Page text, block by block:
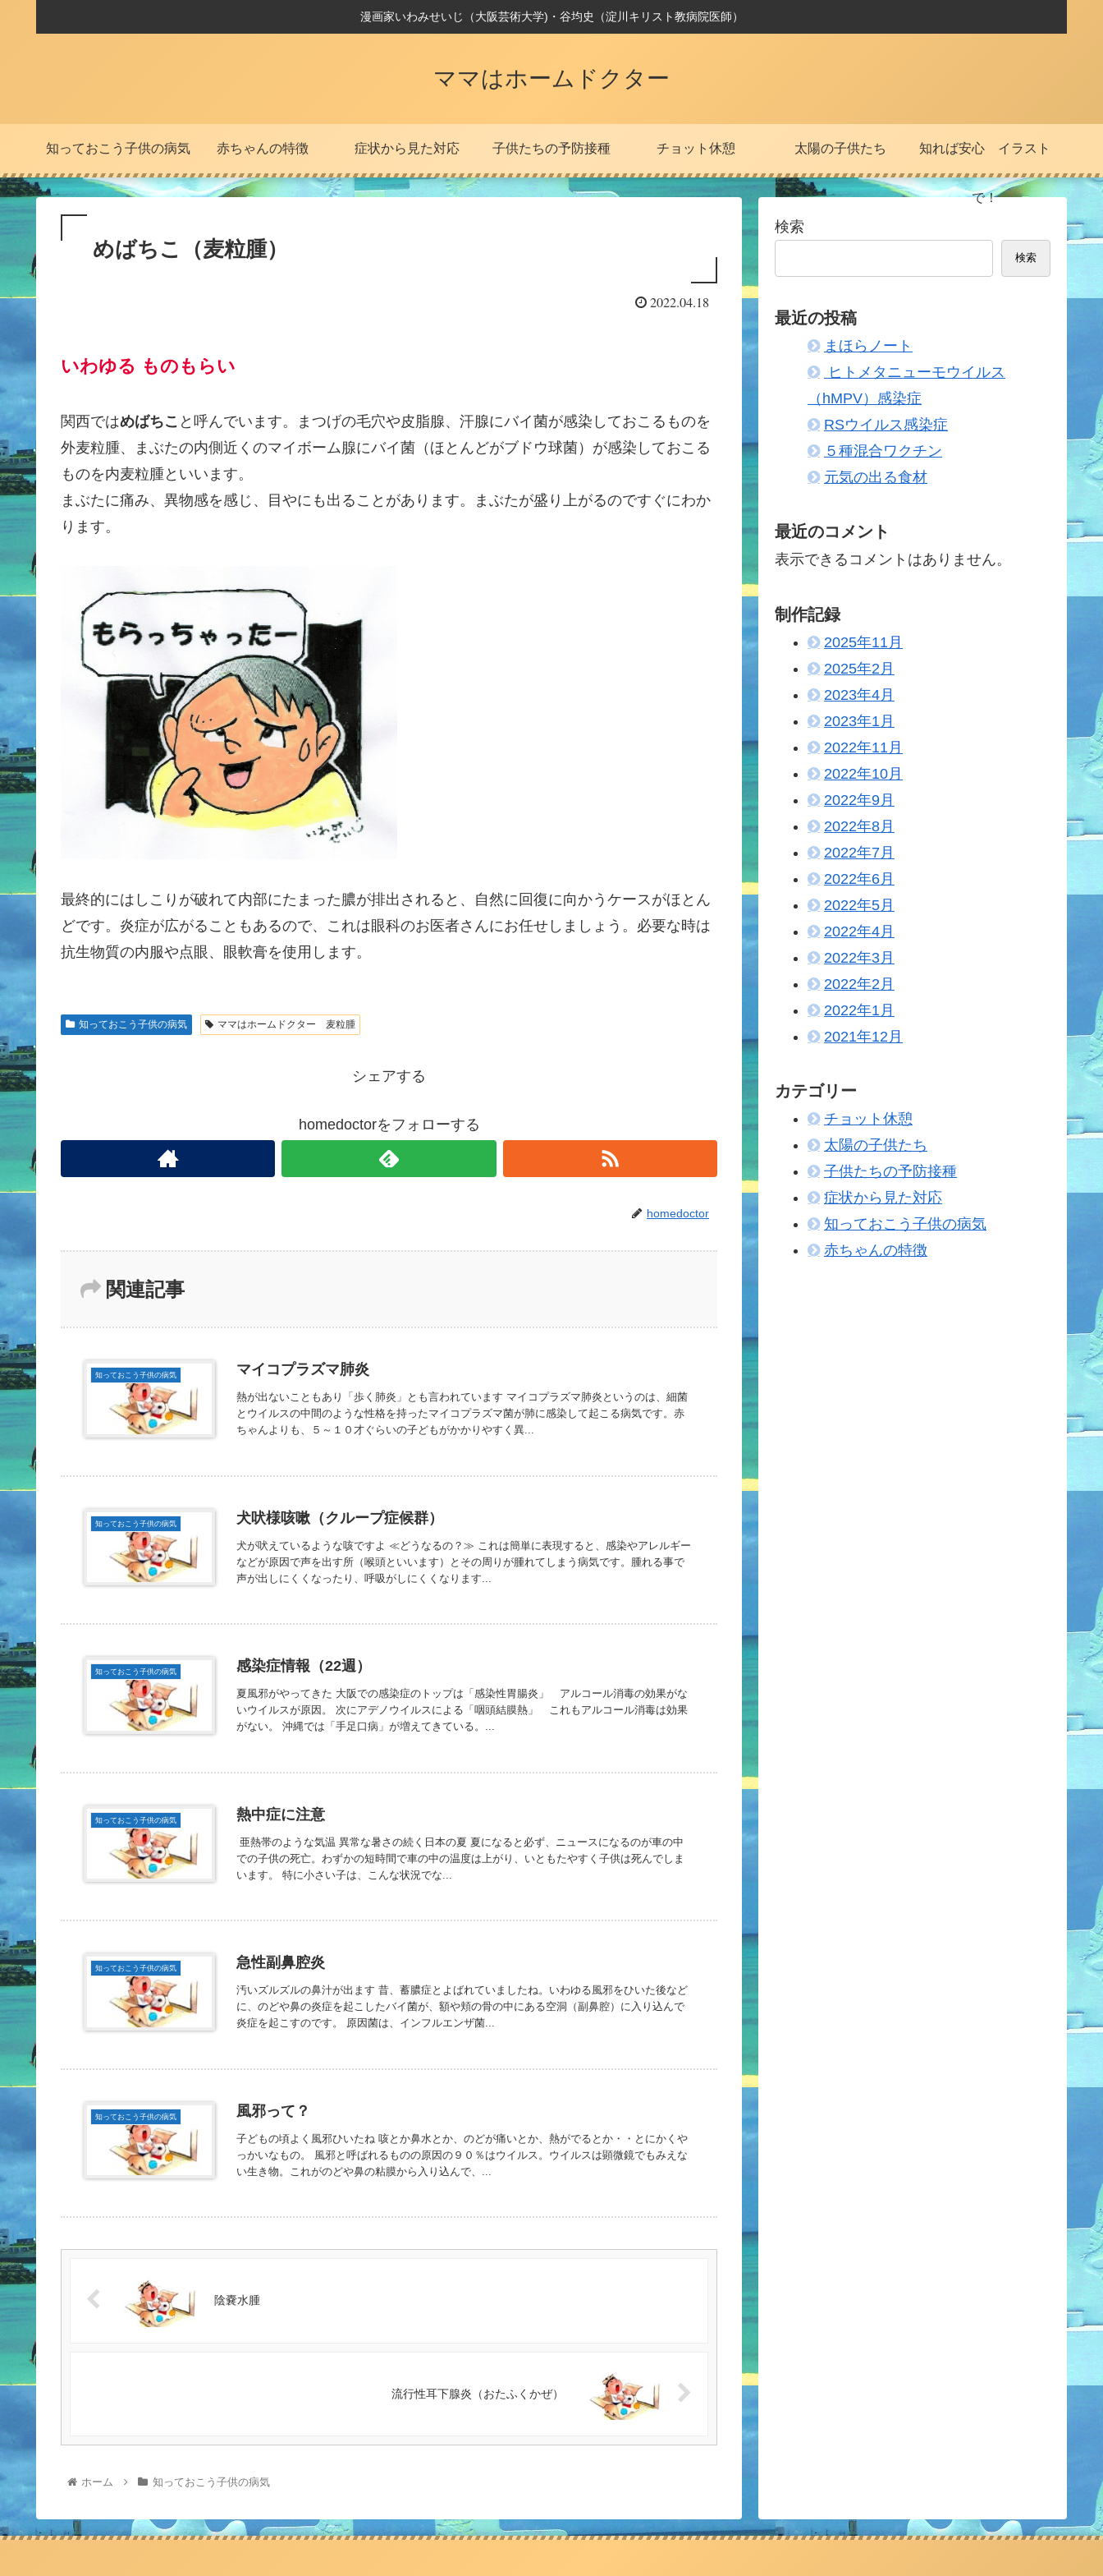
漫画家いわみせいじ（大阪芸術大学)・谷均史（淀川キリスト教病院医師）
ママはホームドクター
知っておこう子供の病気 赤ちゃんの特徴 症状から見た対応 子供たちの予防接種 チョット休憩 太陽の子供たち 知れば安心 イラスト
で！
めばちこ（麦粒腫）
2022.04.18
いわゆる ものもらい
関西ではめばちこ と呼んでいます。まつげの毛穴や皮脂腺、汗腺にバイ菌が感染しておこるものを
外麦粒腫、まぶたの内側近くのマイボーム腺にバイ菌（ほとんどがブドウ球菌）が感染しておこる
ものを内麦粒腫といいます。
まぶたに痛み、異物感を感じ、目やにも出ることがあります。まぶたが盛り上がるのですぐにわか
ります。
最終的にはしこりが破れて内部にたまった膿が排出されると、自然に回復に向かうケースがほとん
どです。炎症が広がることもあるので、これは眼科のお医者さんにお任せしましょう。必要な時は
抗生物質の内服や点眼、眼軟膏を使用します。
知っておこう子供の病気 ママはホームドクター 麦粒腫
シェアする
homedoctorをフォローする
homedoctor
関連記事
知っておこう子供の病気 マイコプラズマ肺炎
熱が出ないこともあり「歩く肺炎」とも言われています マイコプラズマ肺炎というのは、細菌
とウイルスの中間のような性格を持ったマイコプラズマ菌が肺に感染して起こる病気です。赤
ちゃんよりも、５～１０才ぐらいの子どもがかかりやすく異...
知っておこう子供の病気 犬吠様咳嗽（クループ症候群）
犬が吠えているような咳ですよ ≪どうなるの？≫ これは簡単に表現すると、感染やアレルギー
などが原因で声を出す所（喉頭といいます）とその周りが腫れてしまう病気です。腫れる事で
声が出しにくくなったり、呼吸がしにくくなります...
知っておこう子供の病気 感染症情報（22週）
夏風邪がやってきた 大阪での感染症のトップは「感染性胃腸炎」 アルコール消毒の効果がな
いウイルスが原因。 次にアデノウイルスによる「咽頭結膜熱」 これもアルコール消毒は効果
がない。 沖縄では「手足口病」が増えてきている。...
知っておこう子供の病気 熱中症に注意
亜熱帯のような気温 異常な暑さの続く日本の夏 夏になると必ず、ニュースになるのが車の中
での子供の死亡。わずかの短時間で車の中の温度は上がり、いともたやすく子供は死んでしま
います。 特に小さい子は、こんな状況でな...
知っておこう子供の病気 急性副鼻腔炎
汚いズルズルの鼻汁が出ます 昔、蓄膿症とよばれていましたね。いわゆる風邪をひいた後など
に、のどや鼻の炎症を起こしたバイ菌が、額や頬の骨の中にある空洞（副鼻腔）に入り込んで
炎症を起こすのです。 原因菌は、インフルエンザ菌...
知っておこう子供の病気 風邪って？
子どもの頃よく風邪ひいたね 咳とか鼻水とか、のどが痛いとか、熱がでるとか・・とにかくや
っかいなもの。 風邪と呼ばれるものの原因の９０％はウイルス。ウイルスは顕微鏡でもみえな
い生き物。これがのどや鼻の粘膜から入り込んで、...
陰嚢水腫
流行性耳下腺炎（おたふくかぜ）
ホーム 知っておこう子供の病気
検索
検索
最近の投稿
まほらノート
ヒトメタニューモウイルス
（hMPV）感染症
RSウイルス感染症
５種混合ワクチン
元気の出る食材
最近のコメント
表示できるコメントはありません。
制作記録
2025年11月
2025年2月
2023年4月
2023年1月
2022年11月
2022年10月
2022年9月
2022年8月
2022年7月
2022年6月
2022年5月
2022年4月
2022年3月
2022年2月
2022年1月
2021年12月
カテゴリー
チョット休憩
太陽の子供たち
子供たちの予防接種
症状から見た対応
知っておこう子供の病気
赤ちゃんの特徴